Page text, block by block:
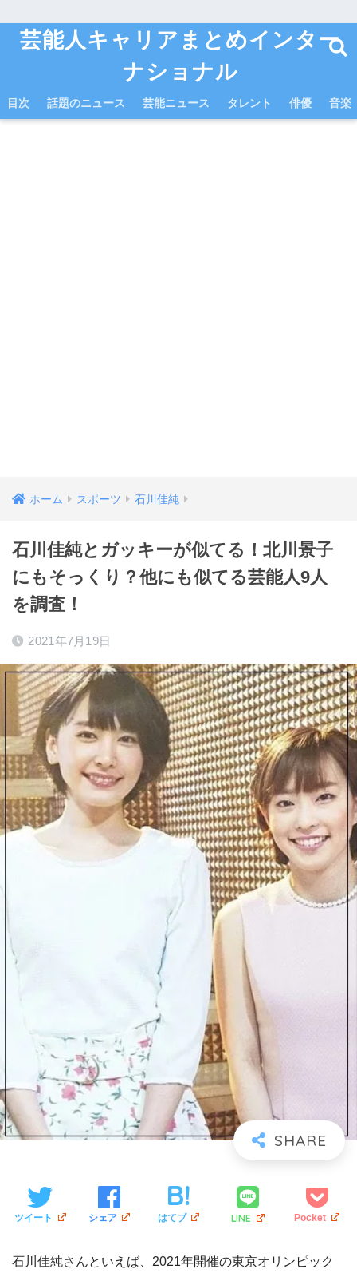
芸能人キャリアまとめインター
ナショナル
目次 話題のニュース 芸能ニュース タレント 俳優 音楽
ホーム スポーツ 石川佳純
石川佳純とガッキーが似てる！北川景子
にもそっくり？他にも似てる芸能人9人
を調査！
2021年7月19日
ツイート シェア はてブ LINE Pocket
石川佳純さんといえば、2021年開催の東京オリンピック